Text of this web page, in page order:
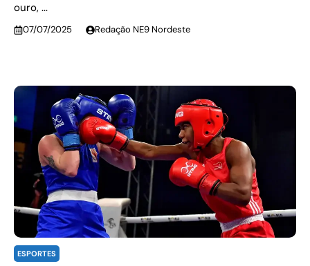
ouro, ...
07/07/2025 Redação NE9 Nordeste
ESPORTES